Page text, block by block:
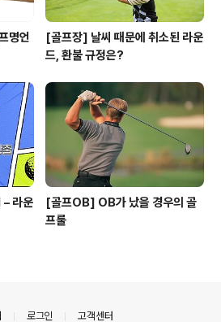
명언
[골프장] 날씨 때문에 취소된 라운
드, 환불 규정은?
– 라운
[골프OB] OB가 났을 경우의 골
프룰
로그인 고객센터